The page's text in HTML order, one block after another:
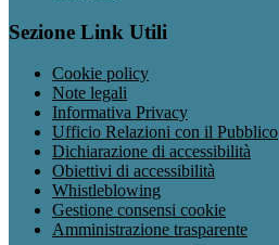
Sezione Link Utili
Cookie policy
Note legali
Informativa Privacy
Ufficio Relazioni con il Pubblico
Dichiarazione di accessibilità
Obiettivi di accessibilità
Whistleblowing
Gestione consensi cookie
Amministrazione trasparente